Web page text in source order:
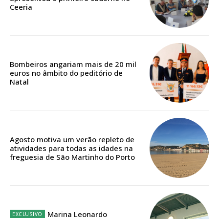
Edição em papel entregue à Quinta-feira em sua
Acesso ao conteúdo online
Acesso aos conteúdos Exclusivos para
Ceeria
Bombeiros angariam mais de 20 mil
euros no âmbito do peditório de
Natal
Agosto motiva um verão repleto de
atividades para todas as idades na
freguesia de São Martinho do Porto
Marina Leonardo